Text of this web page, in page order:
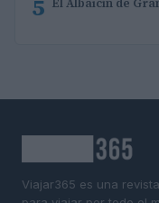
5 El Albaicín de
Viajar365 es una